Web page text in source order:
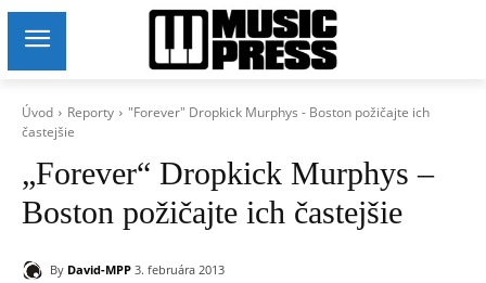
Úvod Reporty
"Forever" Dropkick Murphys - Boston požičajte ich
častejšie
„Forever“ Dropkick Murphys –
Boston požičajte ich častejšie
By David-MPP 3. februára 2013